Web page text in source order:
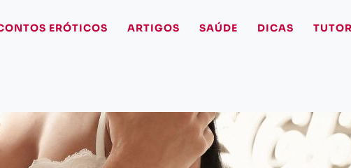
ERÓTICOS ARTIGOS SAÚDE DICAS